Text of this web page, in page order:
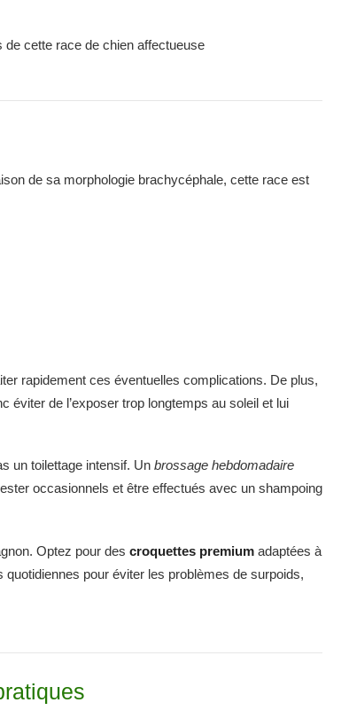
de sa morphologie brachycéphale, cette race est
rapidement ces éventuelles complications. De plus,
éviter de l’exposer trop longtemps au soleil et lui
un toilettage intensif. Un brossage hebdomadaire
occasionnels et être effectués avec un shampoing
Optez pour des croquettes premiumadaptées à
pour éviter les problèmes de surpoids,